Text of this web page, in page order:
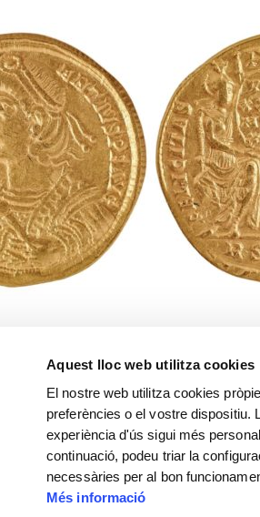
Aquest lloc web utilitza cookies
El nostre web utilitza cookies
preferències o el vostre dispositiu.
experiència d'ús sigui més
continuació, podeu triar la
necessàries per al bon
Més informació